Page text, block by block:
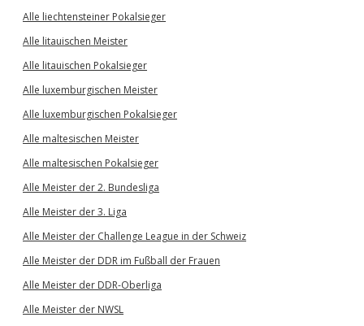
Alle liechtensteiner Pokalsieger
Alle litauischen Meister
Alle litauischen Pokalsieger
Alle luxemburgischen Meister
Alle luxemburgischen Pokalsieger
Alle maltesischen Meister
Alle maltesischen Pokalsieger
Alle Meister der 2. Bundesliga
Alle Meister der 3. Liga
Alle Meister der Challenge League in der Schweiz
Alle Meister der DDR im Fußball der Frauen
Alle Meister der DDR-Oberliga
Alle Meister der NWSL